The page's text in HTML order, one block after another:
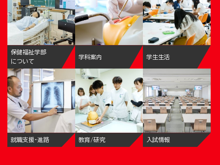
保健福祉学部
について
学科案内 学生生活
就職支援・進路 教育/研究 入試情報